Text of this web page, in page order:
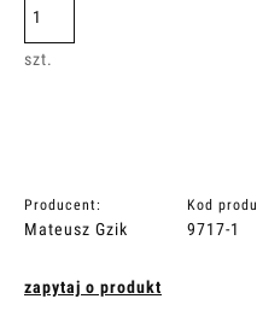
szt.
Producent:
Mateusz Gzik
Kod
9717-1
zapytaj o produkt